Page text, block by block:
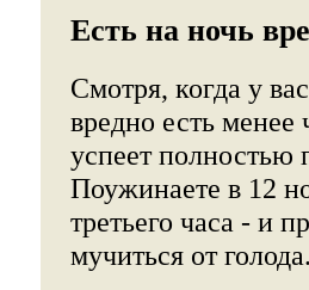
Есть на ночь
Смотря, когда у
вредно есть менее
успеет полностью
Поужинаете в 12
третьего часа - и
мучиться от голода.